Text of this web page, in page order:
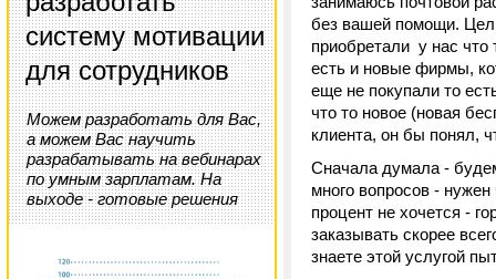
систему мотивации
для сотрудников
Можем разработать для Вас,
а можем Вас научить
разрабатывать на вебинарах
по умным зарплатам. На
выходе - готовые решения
без вашей помощи.
приобретали у нас что
есть и новые фирмы,
еще не покупали то
что то новое (новая
клиента, он бы понял,
Сначала думала -
много вопросов -
процент не хочется -
заказывать скорее
знаете этой услугой